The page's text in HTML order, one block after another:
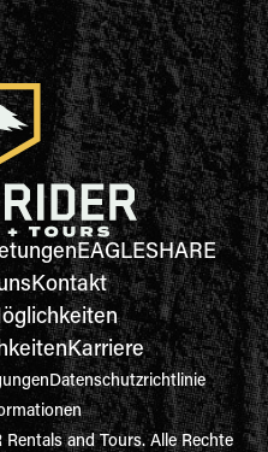
EAGLESHARE
Kontakt
Karriere
Datenschutzrichtlinie
and Tours. Alle Rechte